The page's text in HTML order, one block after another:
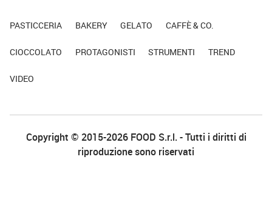
PASTICCERIA BAKERY GELATO CAFFÈ & CO.
CIOCCOLATO PROTAGONISTI STRUMENTI TREND
VIDEO
Copyright © 2015-2026 FOOD S.r.l. - Tutti i diritti di
riproduzione sono riservati